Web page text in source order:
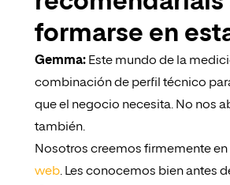
formarse en
Gemma: Este mundo de la
combinación de perfil técnico
que el negocio necesita. No nos
también.
Nosotros creemos firmemente
web. Les conocemos bien antes